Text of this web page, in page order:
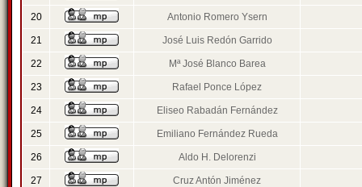
20 Antonio Romero Ysern
21 José Luis Redón Garrido
22 Mª José Blanco Barea
23 Rafael Ponce López
24 Eliseo Rabadán Fernández
25 Emiliano Fernández Rueda
26 Aldo H. Delorenzi
27 Cruz Antón Jiménez